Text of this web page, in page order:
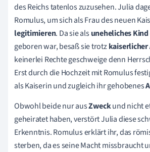
des Reichs tatenlos zuzusehen. Julia
Romulus, um sich als Frau des neuen
legitimieren. Da sie alsuneheliches Kind
geboren war, besaß sie trotz
keinerlei Rechte geschweige denn
Erst durch die Hochzeit mit Romulus
als Kaiserin und zugleich ihr gehobenes
Obwohl beide nur ausZweckund nicht
geheiratet haben, verstört Julia diese
Erkenntnis. Romulus erklärt ihr, das
sterben, da es seine Macht missbraucht